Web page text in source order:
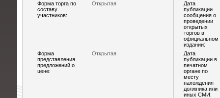
Форма торга по
составу
участников:
Открытая
Дата
публикации
сообщения о
проведении
открытых
торгов в
официальном
издании:
Форма
представления
предложений о
цене:
Открытая
Дата
публикации в
печатном
органе по
месту
нахождения
должника или
иных СМИ: